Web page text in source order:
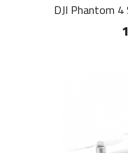
DJI Phantom